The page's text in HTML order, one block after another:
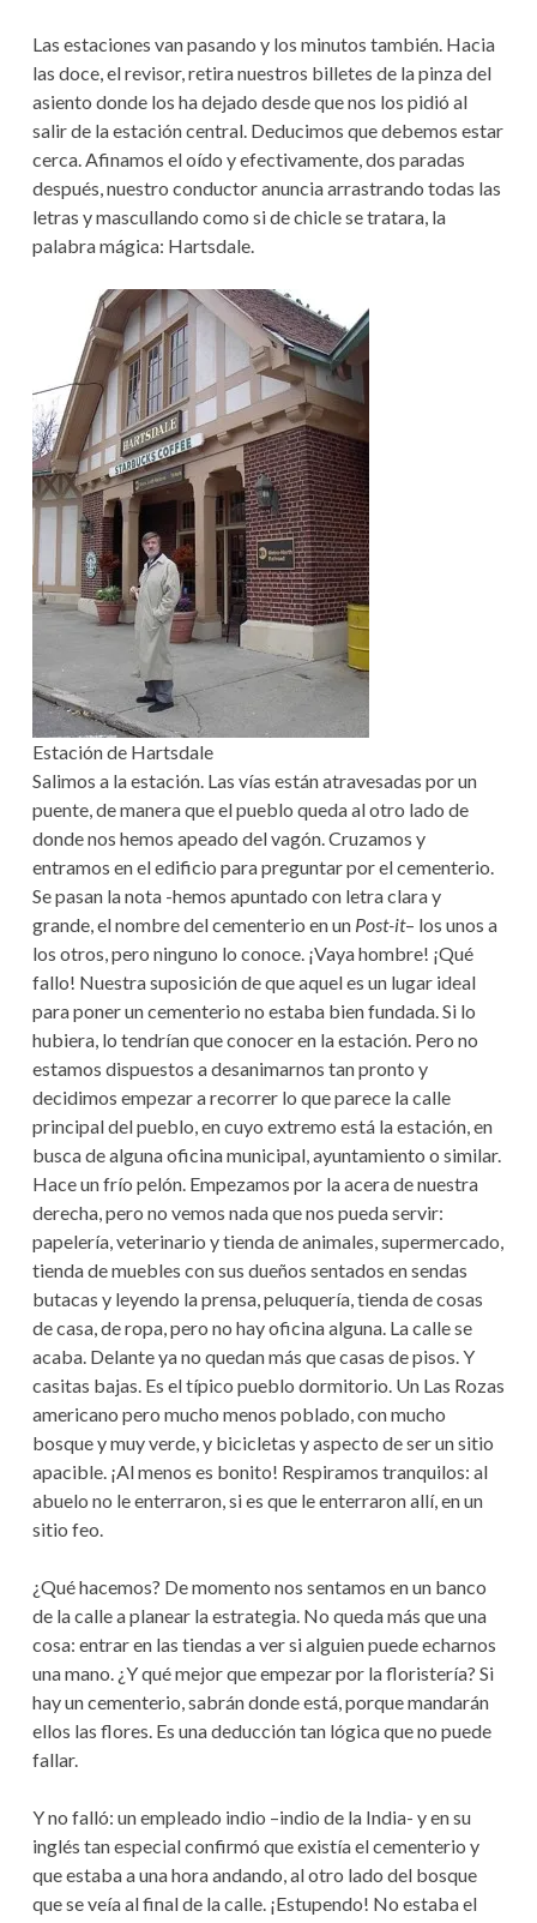
Las estaciones van pasando y los minutos también. Hacia
las doce, el revisor, retira nuestros billetes de la pinza del
asiento donde los ha dejado desde que nos los pidió al
salir de la estación central. Deducimos que debemos estar
cerca. Afinamos el oído y efectivamente, dos paradas
después, nuestro conductor anuncia arrastrando todas las
letras y mascullando como si de chicle se tratara, la
palabra mágica: Hartsdale.
Estación de Hartsdale
Salimos a la estación. Las vías están atravesadas por un
puente, de manera que el pueblo queda al otro lado de
donde nos hemos apeado del vagón. Cruzamos y
entramos en el edificio para preguntar por el cementerio.
Se pasan la nota -hemos apuntado con letra clara y
grande, el nombre del cementerio en un Post-it– los unos a
los otros, pero ninguno lo conoce. ¡Vaya hombre! ¡Qué
fallo! Nuestra suposición de que aquel es un lugar ideal
para poner un cementerio no estaba bien fundada. Si lo
hubiera, lo tendrían que conocer en la estación. Pero no
estamos dispuestos a desanimarnos tan pronto y
decidimos empezar a recorrer lo que parece la calle
principal del pueblo, en cuyo extremo está la estación, en
busca de alguna oficina municipal, ayuntamiento o similar.
Hace un frío pelón. Empezamos por la acera de nuestra
derecha, pero no vemos nada que nos pueda servir:
papelería, veterinario y tienda de animales, supermercado,
tienda de muebles con sus dueños sentados en sendas
butacas y leyendo la prensa, peluquería, tienda de cosas
de casa, de ropa, pero no hay oficina alguna. La calle se
acaba. Delante ya no quedan más que casas de pisos. Y
casitas bajas. Es el típico pueblo dormitorio. Un Las Rozas
americano pero mucho menos poblado, con mucho
bosque y muy verde, y bicicletas y aspecto de ser un sitio
apacible. ¡Al menos es bonito! Respiramos tranquilos: al
abuelo no le enterraron, si es que le enterraron allí, en un
sitio feo.
¿Qué hacemos? De momento nos sentamos en un banco
de la calle a planear la estrategia. No queda más que una
cosa: entrar en las tiendas a ver si alguien puede echarnos
una mano. ¿Y qué mejor que empezar por la floristería? Si
hay un cementerio, sabrán donde está, porque mandarán
ellos las flores. Es una deducción tan lógica que no puede
fallar.
Y no falló: un empleado indio –indio de la India- y en su
inglés tan especial confirmó que existía el cementerio y
que estaba a una hora andando, al otro lado del bosque
que se veía al final de la calle. ¡Estupendo! No estaba el